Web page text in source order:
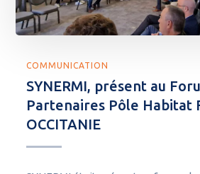
COMMUNICATION
SYNERMI, présent au
Partenaires Pôle Habitat
OCCITANIE